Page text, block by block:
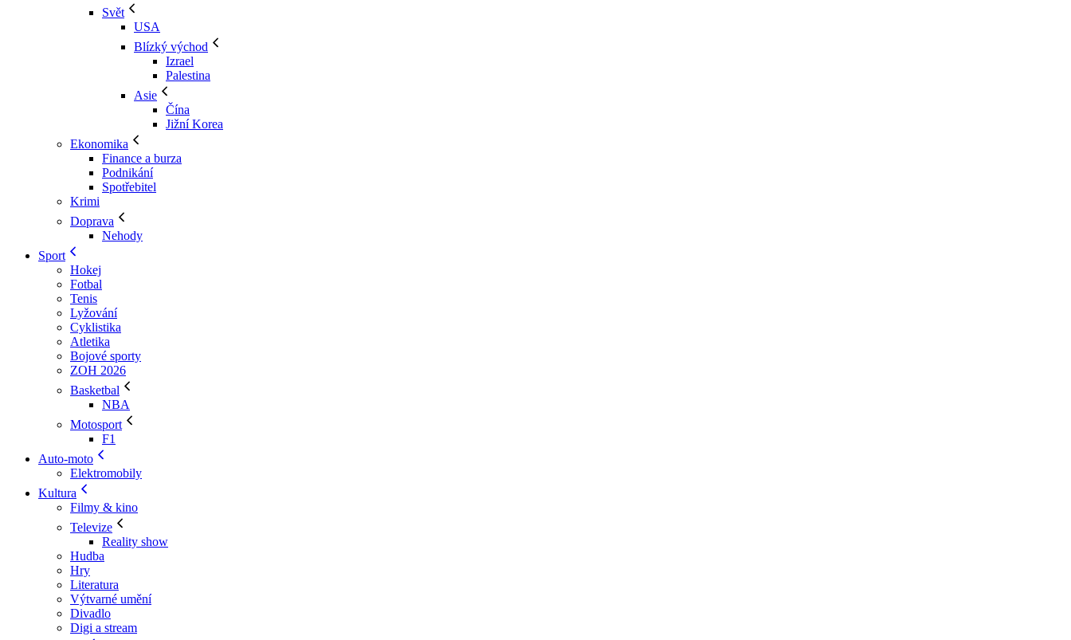
Svět
USA
Blízký východ
Izrael
Palestina
Asie
Čína
Jižní Korea
Ekonomika
Finance a burza
Podnikání
Spotřebitel
Krimi
Doprava
Nehody
Sport
Hokej
Fotbal
Tenis
Lyžování
Cyklistika
Atletika
Bojové sporty
ZOH 2026
Basketbal
NBA
Motosport
F1
Auto-moto
Elektromobily
Kultura
Filmy & kino
Televize
Reality show
Hudba
Hry
Literatura
Výtvarné umění
Divadlo
Digi a stream